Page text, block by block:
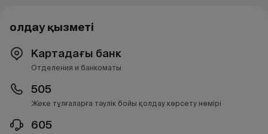
Қолдау қызметі
Картадағы банк
Отделения и банкоматы
505
Жеке тұлғаларға тәулік бойы қолдау көрсету нөмірі
605